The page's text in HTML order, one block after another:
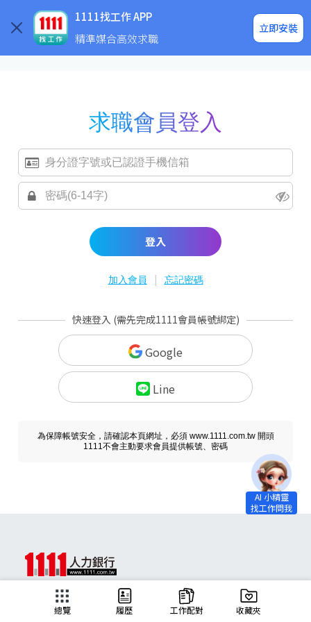
1111找工作 APP
精準媒合高效求職
立即安裝
企業求才
求職會員登入
登入
加入會員 | 忘記密碼
快速登入 (需先完成1111會員帳號綁定)
Google
Line
為保障帳號安全，請確認本頁網址，必須 www.1111.com.tw 開頭
1111不會主動要求會員提供帳號、密碼
總覽 履歷 工作配對 收藏夾